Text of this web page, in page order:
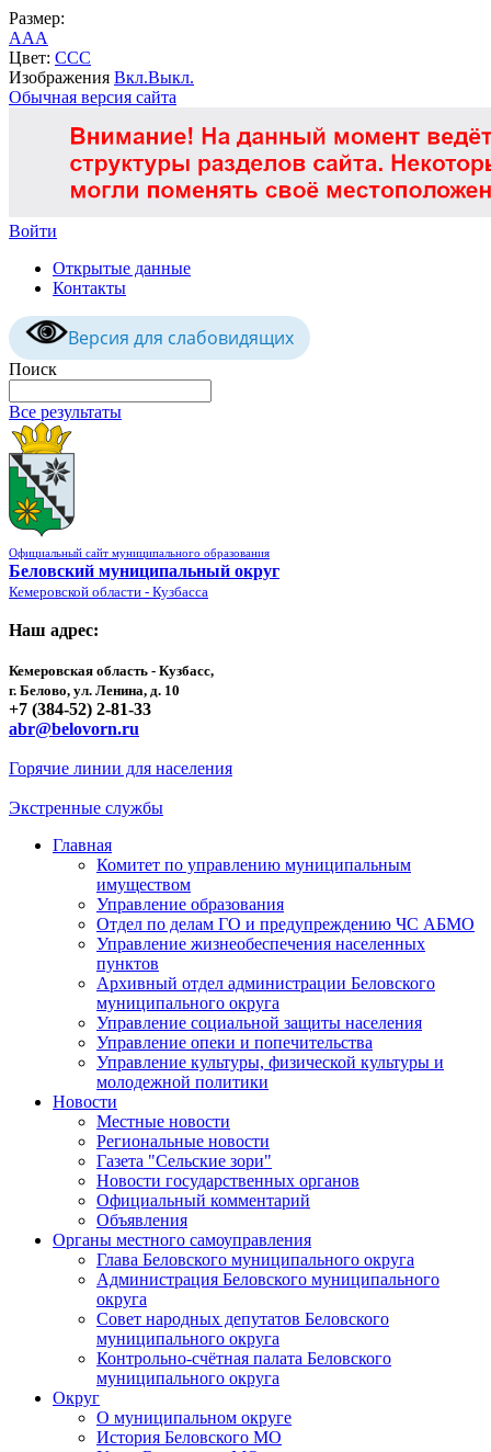
Размер:
AAA
Цвет: CCC
Изображения Вкл.Выкл.
Обычная версия сайта
Войти
Открытые данные
Контакты
Версия для слабовидящих
Поиск
Все результаты
Официальный сайт муниципального образования
Беловский муниципальный округ
Кемеровской области - Кузбасса
Наш адрес:
Кемеровская область - Кузбасс,
г. Белово, ул. Ленина, д. 10
+7 (384-52) 2-81-33
abr@belovorn.ru
Горячие линии для населения
Экстренные службы
Главная
Комитет по управлению муниципальным
имуществом
Управление образования
Отдел по делам ГО и предупреждению ЧС АБМО
Управление жизнеобеспечения населенных
пунктов
Архивный отдел администрации Беловского
муниципального округа
Управление социальной защиты населения
Управление опеки и попечительства
Управление культуры, физической культуры и
молодежной политики
Новости
Местные новости
Региональные новости
Газета "Сельские зори"
Новости государственных органов
Официальный комментарий
Объявления
Органы местного самоуправления
Глава Беловского муниципального округа
Администрация Беловского муниципального
округа
Совет народных депутатов Беловского
муниципального округа
Контрольно-счётная палата Беловского
муниципального округа
Округ
О муниципальном округе
История Беловского МО